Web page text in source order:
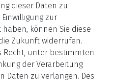
dieser Daten zu
zur
können Sie diese
Zukunft widerrufen.
Recht, unter bestimmten
der Verarbeitung
Daten zu verlangen. Des